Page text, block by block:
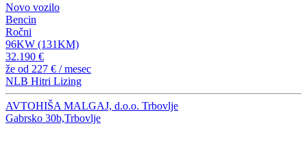
Novo vozilo
Bencin
Ročni
96KW (131KM)
32.190 €
že od 227 € / mesec
NLB Hitri Lizing
AVTOHIŠA MALGAJ, d.o.o. Trbovlje
Gabrsko 30b,Trbovlje